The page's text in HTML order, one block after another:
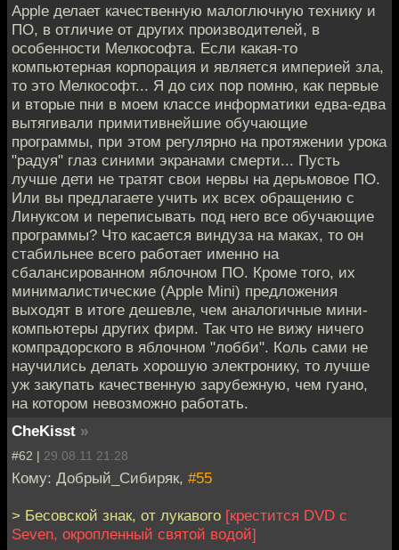
Apple делает качественную малоглючную технику и
ПО, в отличие от других производителей, в
особенности Мелкософта. Если какая-то
компьютерная корпорация и является империей зла,
то это Мелкософт... Я до сих пор помню, как первые
и вторые пни в моем классе информатики едва-едва
вытягивали примитивнейшие обучающие
программы, при этом регулярно на протяжении урока
"радуя" глаз синими экранами смерти... Пусть
лучше дети не тратят свои нервы на дерьмовое ПО.
Или вы предлагаете учить их всех обращению с
Линуксом и переписывать под него все обучающие
программы? Что касается виндуза на маках, то он
стабильнее всего работает именно на
сбалансированном яблочном ПО. Кроме того, их
минималистические (Apple Mini) предложения
выходят в итоге дешевле, чем аналогичные мини-
компьютеры других фирм. Так что не вижу ничего
компрадорского в яблочном "лобби". Коль сами не
научились делать хорошую электронику, то лучше
уж закупать качественную зарубежную, чем гуано,
на котором невозможно работать.
CheKisst »
#62 | 29.08.11 21:28
Кому: Добрый_Сибиряк, #55
> Бесовской знак, от лукавого [крестится DVD c
Seven, окропленный святой водой]